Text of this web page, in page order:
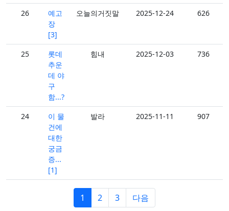
26
예고
장
[3]
오늘의거짓말 2025-12-24 626
25
롯데
추운
데 야
구
함...?
힘내 2025-12-03 736
24
이 물
건에
대한
궁금
증...
[1]
발라 2025-11-11 907
1 2 3 다음